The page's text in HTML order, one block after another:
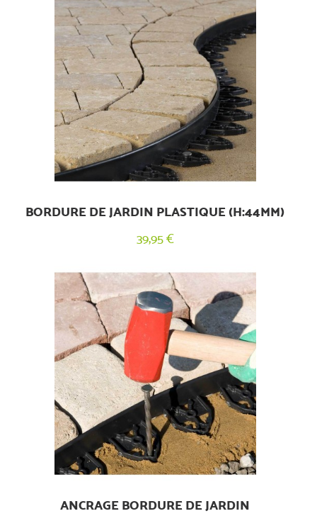
BORDURE DE JARDIN PLASTIQUE (H:44MM)
39,95 €
ANCRAGE BORDURE DE JARDIN